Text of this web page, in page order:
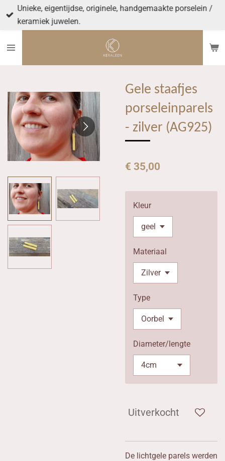
Ga
direct
de
Unieke, eigentijdse, originele, handgemaakte porselein /
keramiek juwelen.
Gele staafjes
porseleinparels
- zilver (AG925)
€ 35,00
Kleur
Materiaal
Type
Diameter/lengte
Uitverkocht
De lichtgele parels werden